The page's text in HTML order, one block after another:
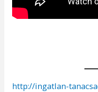
http://ingatlan-